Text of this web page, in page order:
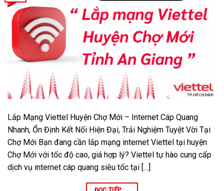
Lắp Mạng Viettel Huyện Chợ Mới – Internet Cáp Quang
Nhanh, Ổn Định Kết Nối Hiện Đại, Trải Nghiệm Tuyệt Vời Tại
Chợ Mới Bạn đang cần lắp mạng internet Viettel tại huyện
Chợ Mới với tốc độ cao, giá hợp lý? Viettel tự hào cung cấp
dịch vụ internet cáp quang siêu tốc tại […]